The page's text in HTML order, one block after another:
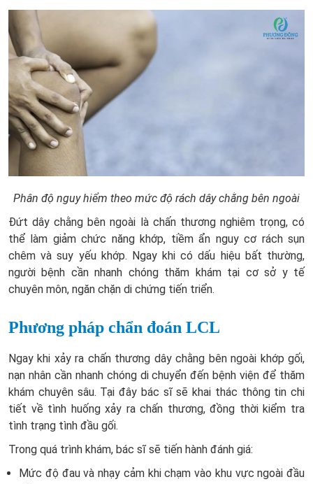
Phân độ nguy hiểm theo mức độ rách dây chằng bên ngoài
Đứt dây chằng bên ngoài là chấn thương nghiêm trọng, có
thể làm giảm chức năng khớp, tiềm ẩn nguy cơ rách sụn
chêm và suy yếu khớp. Ngay khi có dấu hiệu bất thường,
người bệnh cần nhanh chóng thăm khám tại cơ sở y tế
chuyên môn, ngăn chặn di chứng tiến triển.
Phương pháp chẩn đoán LCL
Ngay khi xảy ra chấn thương dây chằng bên ngoài khớp gối,
nạn nhân cần nhanh chóng di chuyển đến bệnh viện để thăm
khám chuyên sâu. Tại đây bác sĩ sẽ khai thác thông tin chi
tiết về tình huống xảy ra chấn thương, đồng thời kiểm tra
tình trạng tình đầu gối.
Trong quá trình khám, bác sĩ sẽ tiến hành đánh giá:
Mức độ đau và nhạy cảm khi chạm vào khu vực ngoài đầu